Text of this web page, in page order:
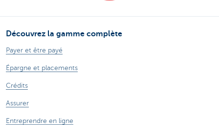
Découvrez la gamme complète
Payer et être payé
Épargne et placements
Crédits
Assurer
Entreprendre en ligne